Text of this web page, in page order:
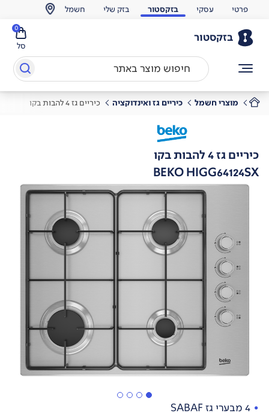
פרטי עסקי בזקסטור בזק שלי חשמל
בזקסטור
סל
0
מוצרי חשמל כיריים גז ואינדוקציה כיריים גז 4 להבות בקו
כיריים גז 4 להבות בקו
BEKO HIGG64124SX
4 מבערי גז SABAF